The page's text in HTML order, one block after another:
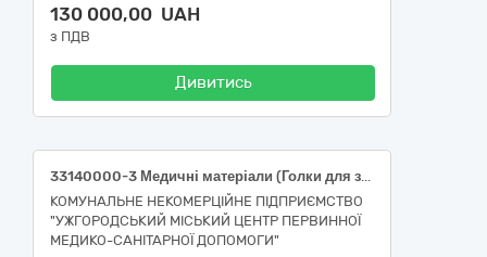
130 000,00 UAH
з ПДВ
Дивитись
33140000-3 Медичні матеріали (Голки для забору крові - НК 024:2023 «Класифікатор медичних виробів» - 35209 — Голка для взяття крові стандартна)
КОМУНАЛЬНЕ НЕКОМЕРЦІЙНЕ ПІДПРИЄМСТВО
"УЖГОРОДСЬКИЙ МІСЬКИЙ ЦЕНТР ПЕРВИННОЇ
МЕДИКО-САНІТАРНОЇ ДОПОМОГИ"